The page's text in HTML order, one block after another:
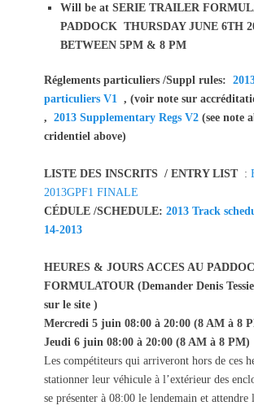
Will be at SERIE TRAILER
PADDOCK THURSDAY JUNE 6TH
BETWEEN 5PM & 8 PM
Réglements particuliers /Suppl rules:
particuliers V1
, (voir note sur
, 2013 Supplementary Regs V2 (see note
cridentiel above)
LISTE DES INSCRITS / ENTRY LIST:
2013GPF1 FINALE
CÉDULE /SCHEDULE: 2013 Track
14-2013
HEURES & JOURS ACCES AU
FORMULATOUR (Demander Denis
sur le site )
Mercredi 5 juin 08:00 à 20:00 (8 AM à 8
Jeudi 6 juin 08:00 à 20:00 (8 AM à 8 PM)
Les compétiteurs qui arriveront hors de ces
stationner leur véhicule à l’extérieur des
se présenter à 08:00 le lendemain et attendre